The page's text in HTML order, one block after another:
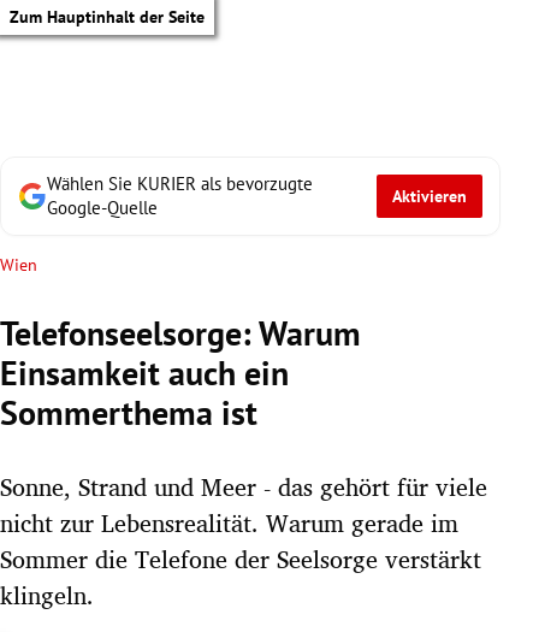
Zum Hauptinhalt der Seite
Untermenü
Untermenü
Wählen Sie KURIER als bevorzugte
Google-Quelle
Aktivieren
Wien
Telefonseelsorge: Warum
Einsamkeit auch ein
Sommerthema ist
Sonne, Strand und Meer - das gehört für viele
nicht zur Lebensrealität. Warum gerade im
Sommer die Telefone der Seelsorge verstärkt
klingeln.